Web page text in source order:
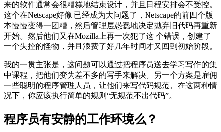
来的软件通常会很糟糕地结束设计，并且日程安排会不受控。
这个在Netscape好像 已经成为大问题了，Netscape的前四个版
本慢慢变得一团糟，然后管理层愚蠢地决定抛弃旧代码再重新
开始。然后他们又在Mozilla上再一次犯了这 个错误，创建了
一个失控的怪物，并且浪费了好几年时间才又回到初始阶段。
我的一贯主张是，这问题可以通过把程序员送去学习写作的集
中课程，把他们变为差不多的写手来解决。另一个方案是雇佣
一些聪明的程序管理人员，让他们来写代码规范。在这两种情
况下，你应该执行简单的规则“无规范不出代码”。
程序员有安静的工作环境么？